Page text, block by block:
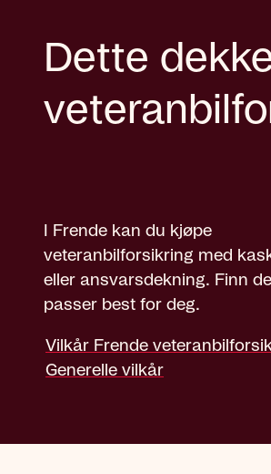
Dette
I Frende kan du kjøpe
veteranbilforsikring med
eller ansvarsdekning. Finn
passer best for deg.
Vilkår Frende
Generelle vilkår